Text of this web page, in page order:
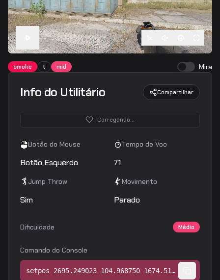
smoke t mid Mira
Info do Utilitário Compartilhar
Carregando...
Botão do Mouse
Botão Esquerdo
Tempo de Voo
7.1
Jump Throw
Sim
Movimento
Parado
Dificuldade Médio
Comando do Console
setpos 2695.249023 104.968750 1674.515625;setang -13.492431 176.364365 0.000000